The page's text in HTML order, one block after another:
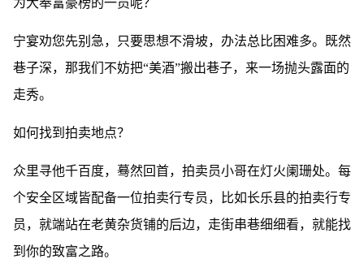
为大奉富豪榜的一员呢？
宁宴劝您先别急，只要思想不滑坡，办法总比困难多。既然
巷子深，那我们不妨把“美酒”搬出巷子，来一场抛头露面的
走秀。
如何找到拍卖地点？
众里寻他千百度，蓦然回首，拍卖员小哥在灯火阑珊处。每
个安全区域皆配备一位拍卖行专员，比如长乐县的拍卖行专
员，就端站在老黄杂货铺的后边，走街串巷细细看，就能找
到你的致富之路。